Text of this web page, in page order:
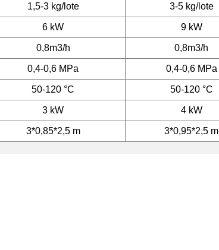
1,5-3 kg/lote 3-5 kg/lote
6 kW 9 kW
0,8m3/h 0,8m3/h
0,4-0,6 MPa 0,4-0,6 MPa
50-120 °C 50-120 °C
3 kW 4 kW
3*0,85*2,5 m 3*0,95*2,5 m